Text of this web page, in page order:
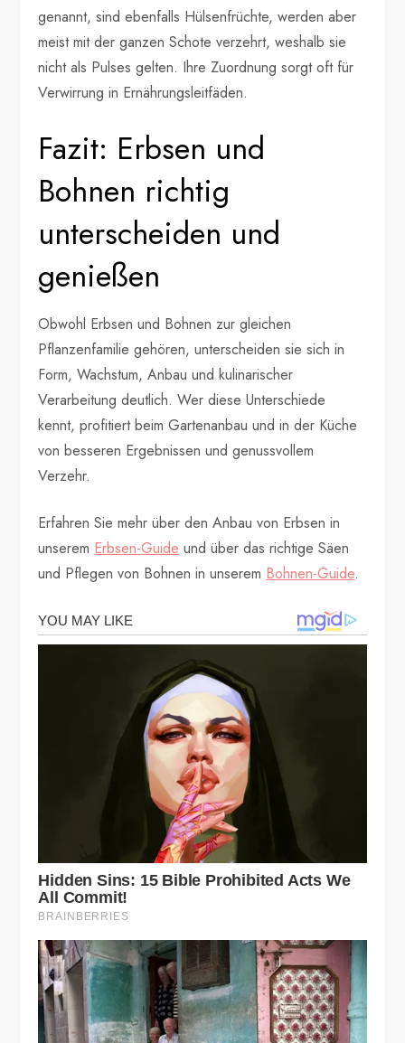
genannt, sind ebenfalls Hülsenfrüchte, werden aber
meist mit der ganzen Schote verzehrt, weshalb sie
nicht als Pulses gelten. Ihre Zuordnung sorgt oft für
Verwirrung in Ernährungsleitfäden.
Fazit: Erbsen und
Bohnen richtig
unterscheiden und
genießen
Obwohl Erbsen und Bohnen zur gleichen
Pflanzenfamilie gehören, unterscheiden sie sich in
Form, Wachstum, Anbau und kulinarischer
Verarbeitung deutlich. Wer diese Unterschiede
kennt, profitiert beim Gartenanbau und in der Küche
von besseren Ergebnissen und genussvollem
Verzehr.
Erfahren Sie mehr über den Anbau von Erbsen in
unserem Erbsen-Guide und über das richtige Säen
und Pflegen von Bohnen in unserem Bohnen-Guide.